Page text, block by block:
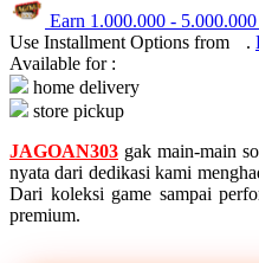
Sebamed
Silver Cross
Skip Hop
Earn 1.000.000 - 5.000.000
Use Installment Options from
.
Available for :
home delivery
store pickup
JAGOAN303 gak main-main
nyata dari dedikasi kami
Dari koleksi game sampai
premium.